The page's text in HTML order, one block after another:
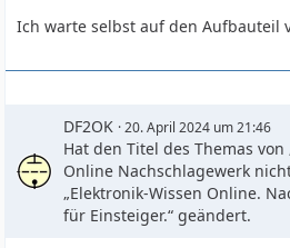
Ich warte selbst auf den Aufbauteil
DF2OK 20. April 2024 um 21:46
Hat den Titel des Themas
Online Nachschlagewerk
„Elektronik-Wissen Online.
für Einsteiger.“ geändert.